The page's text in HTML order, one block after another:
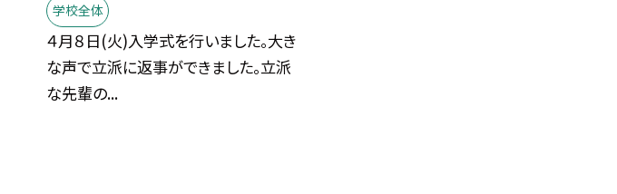
学校全体
４月８日(火)入学式を行いました。大き
な声で立派に返事ができました。立派
な先輩の...